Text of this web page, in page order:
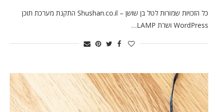
כל הזכויות שמורות לטל בן שושן – Shushan.co.il התקנת מערכת תוכן
WordPress ושרת LAMP…